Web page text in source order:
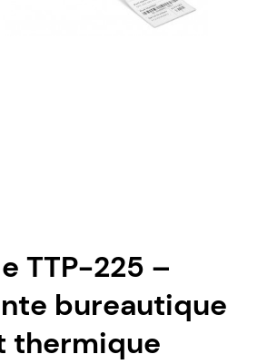
TTP-225 –
bureautique
thermique